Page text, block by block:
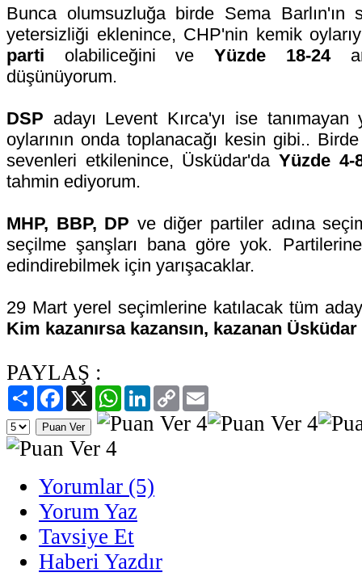
Bunca olumsuzluğa birde Sema Barlın'ın
yetersizliği eklenince, CHP'nin kemik
parti olabiliceğini veYüzde 18-24
düşünüyorum.
DSP adayı Levent Kırca'yı ise
oylarının onda toplanacağı kesin gibi..
sevenleri etkilenince, Üsküdar'daYüzde 4-
tahmin ediyorum.
MHP, BBP, DP ve diğer partiler adına
seçilme şanşları bana göre yok.
edindirebilmek için yarışacaklar.
29 Mart yerel seçimlerine katılacak tüm
Kim kazanırsa kazansın, kazanan
PAYLAŞ :
PaylaşFacebook
X WhatsAppLinkedIn
Copy
Link
Yorumlar (5)
Yorum Yaz
Tavsiye Et
Haberi Yazdır